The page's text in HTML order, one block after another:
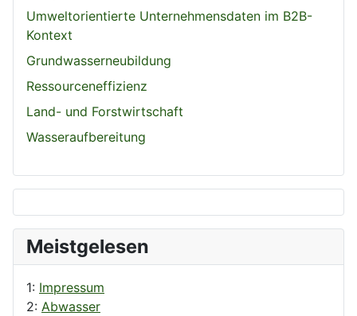
Umweltorientierte Unternehmensdaten im B2B-
Kontext
Grundwasserneubildung
Ressourceneffizienz
Land- und Forstwirtschaft
Wasseraufbereitung
Meistgelesen
1: Impressum
2: Abwasser